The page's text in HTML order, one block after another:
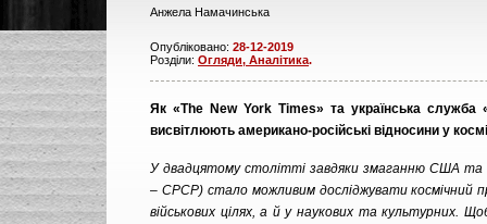
Анжела Намачинська
Опубліковано: 28-12-2019
Розділи: Огляди, Аналітика.
Як «The New York Times» та українська служба
висвітлюють американо-російські відносини у
У двадцятому столітті завдяки змаганню США та
– СРСР) стало можливим досліджувати космічний
військових цілях, а й у наукових та культурних.